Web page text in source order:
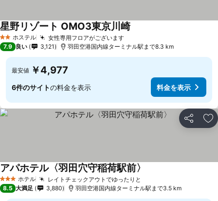
2 ホテルのランク
ホステル 女性専用フロアがございます
星野リゾート OMO3東京川崎
7.9 良い 3,121 羽田空港国内線ターミナル駅まで8.3 km
最安値 ￥4,977
6件のサイトの料金を表示 料金を表示
シェア お
3 ホテルのランク
ホテル レイトチェックアウトでゆったりと
アパホテル〈羽田穴守稲荷駅前〉
8.5 大満足 3,880 羽田空港国内線ターミナル駅まで3.5 km